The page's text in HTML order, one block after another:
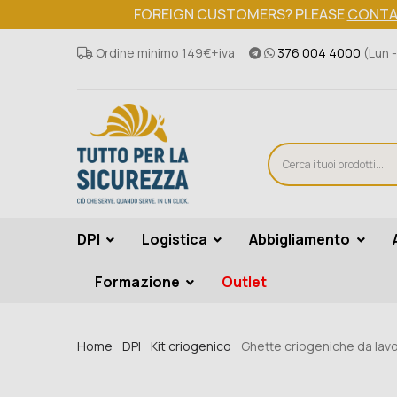
FOREIGN CUSTOMERS? PLEASE
Ordine minimo 149€+iva 376 004 4000 (Lun
DPI Logistica Abbigliamento
Formazione Outlet
Home DPI Kit criogenico Ghette criogeniche da